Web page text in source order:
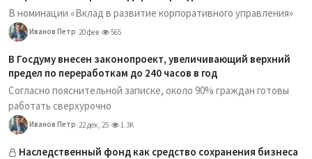
В номинации «Вклад в развитие корпоративного управления»
Иванов Петр 20 фев 565
В Госдуму внесен законопроект, увеличивающий верхний
предел по переработкам до 240 часов в год
Согласно пояснительной записке, около 90% граждан готовы
работать сверхурочно
Иванов Петр 22 дек, 25 1.3K
Наследственный фонд как средство сохранения бизнеса